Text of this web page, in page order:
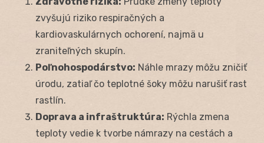
zvyšujú riziko respiračných a
kardiovaskulárnych ochorení, najmä u
zraniteľných skupín.
Poľnohospodárstvo: Náhle mrazy môžu zničiť
úrodu, zatiaľ čo teplotné šoky môžu narušiť rast
rastlín.
Doprava a infraštruktúra: Rýchla zmena
teploty vedie k tvorbe námrazy na cestách a